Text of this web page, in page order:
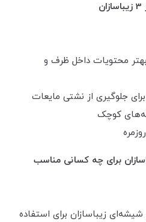
محتویات داخل ظرف و
جلوگیری از نشتی مایعات
کوچک
آونگ سایز 3 زیباسازان برای چه کسانی مناسب
زیباسازان برای استفاده